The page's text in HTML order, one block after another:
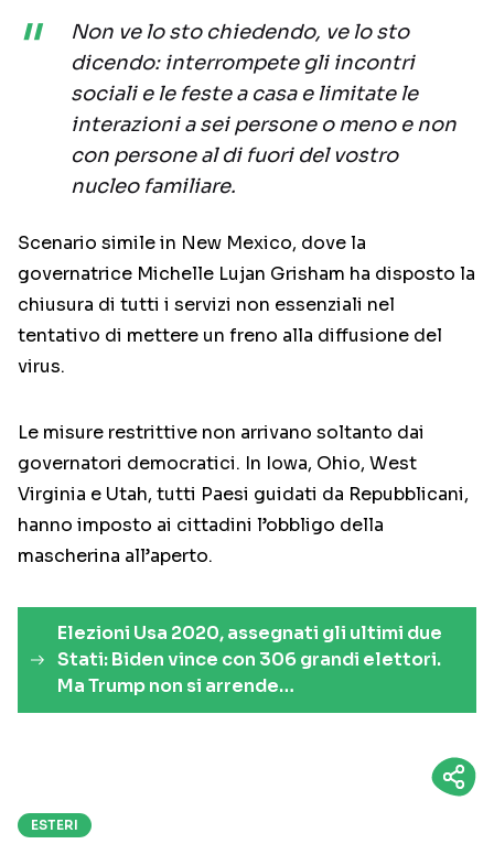
Non ve lo sto chiedendo, ve lo sto
dicendo: interrompete gli incontri
sociali e le feste a casa e limitate le
interazioni a sei persone o meno e non
con persone al di fuori del vostro
nucleo familiare.
Scenario simile in New Mexico, dove la
governatrice Michelle Lujan Grisham ha disposto la
chiusura di tutti i servizi non essenziali nel
tentativo di mettere un freno alla diffusione del
virus.
Le misure restrittive non arrivano soltanto dai
governatori democratici. In Iowa, Ohio, West
Virginia e Utah, tutti Paesi guidati da Repubblicani,
hanno imposto ai cittadini l’obbligo della
mascherina all’aperto.
Elezioni Usa 2020, assegnati gli ultimi due
Stati: Biden vince con 306 grandi elettori.
Ma Trump non si arrende…
ESTERI